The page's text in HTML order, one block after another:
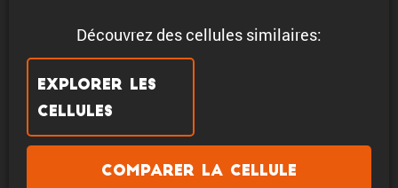
Découvrez des cellules similaires:
Explorer les
cellules
Comparer la cellule